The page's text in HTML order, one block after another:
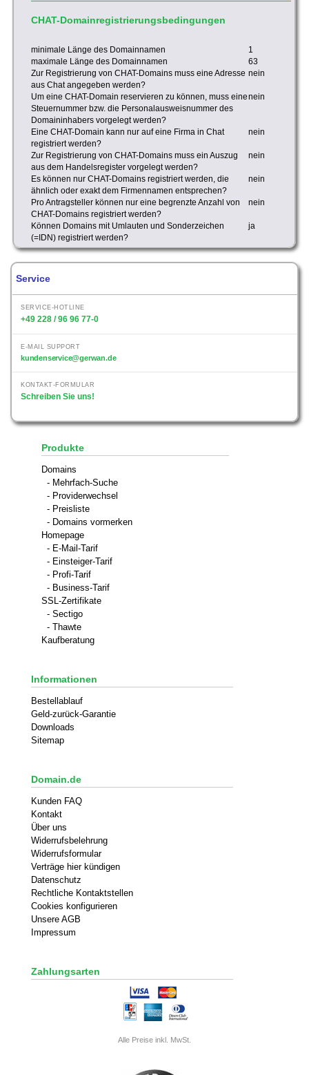
CHAT-Domainregistrierungsbedingungen
minimale Länge des Domainnamen
1
maximale Länge des Domainnamen
63
Zur Registrierung von CHAT-Domains muss eine Adresse
aus Chat angegeben werden?
nein
Um eine CHAT-Domain reservieren zu können, muss eine
Steuernummer bzw. die Personalausweisnummer des
Domaininhabers vorgelegt werden?
nein
Eine CHAT-Domain kann nur auf eine Firma in Chat
registriert werden?
nein
Zur Registrierung von CHAT-Domains muss ein Auszug
aus dem Handelsregister vorgelegt werden?
nein
Es können nur CHAT-Domains registriert werden, die
ähnlich oder exakt dem Firmennamen entsprechen?
nein
Pro Antragsteller können nur eine begrenzte Anzahl von
CHAT-Domains registriert werden?
nein
Können Domains mit Umlauten und Sonderzeichen
(=IDN) registriert werden?
ja
Service
SERVICE-HOTLINE
+49 228 / 96 96 77-0
E-MAIL SUPPORT
kundenservice@gerwan.de
KONTAKT-FORMULAR
Schreiben Sie uns!
Produkte
Domains
- Mehrfach-Suche
- Providerwechsel
- Preisliste
- Domains vormerken
Homepage
- E-Mail-Tarif
- Einsteiger-Tarif
- Profi-Tarif
- Business-Tarif
SSL-Zertifikate
- Sectigo
- Thawte
Kaufberatung
Informationen
Bestellablauf
Geld-zurück-Garantie
Downloads
Sitemap
Domain.de
Kunden FAQ
Kontakt
Über uns
Widerrufsbelehrung
Widerrufsformular
Verträge hier kündigen
Datenschutz
Rechtliche Kontaktstellen
Cookies konfigurieren
Unsere AGB
Impressum
Zahlungsarten
Alle Preise inkl. MwSt.